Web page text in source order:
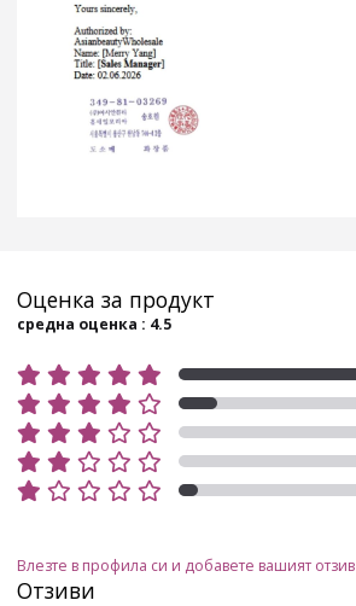
Отзиви
Оценка за продукт
средна оценка : 4.5
Влезте в профила си и добавете вашият отзив